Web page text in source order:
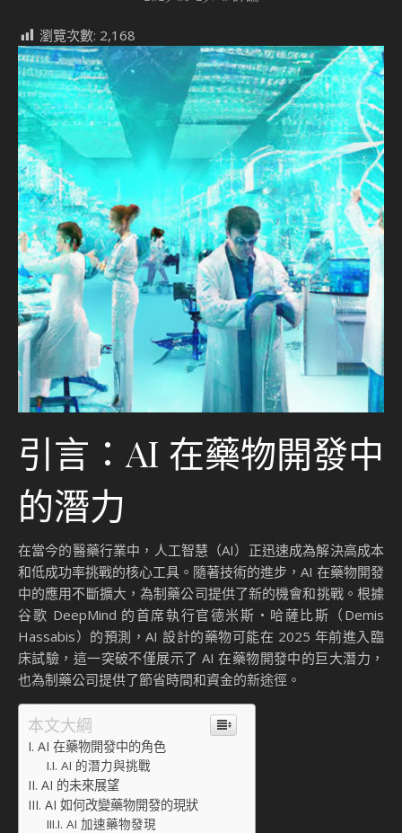
瀏覽次數: 2,168
引言：AI 在藥物開發中
的潛力
在當今的醫藥行業中，人工智慧（AI）正迅速成為解決高成本
和低成功率挑戰的核心工具。隨著技術的進步，AI 在藥物開發
中的應用不斷擴大，為制藥公司提供了新的機會和挑戰。根據
谷歌 DeepMind 的首席執行官德米斯・哈薩比斯（Demis
Hassabis）的預測，AI 設計的藥物可能在 2025 年前進入臨
床試驗，這一突破不僅展示了 AI 在藥物開發中的巨大潛力，
也為制藥公司提供了節省時間和資金的新途徑。
本文大綱
AI 在藥物開發中的角色
AI 的潛力與挑戰
AI 的未來展望
AI 如何改變藥物開發的現狀
AI 加速藥物發現